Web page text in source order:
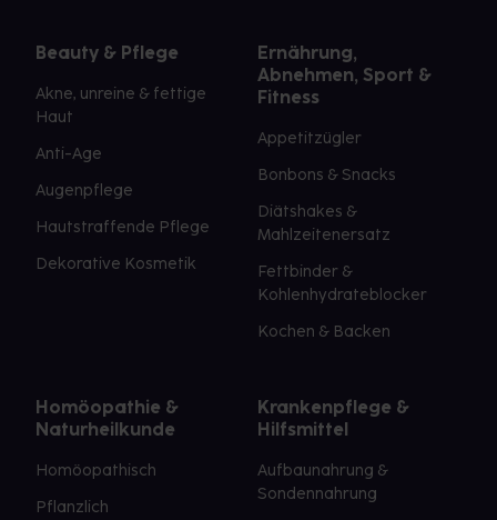
Beauty & Pflege
Akne, unreine & fettige
Haut
Anti-Age
Augenpflege
Hautstraffende Pflege
Dekorative Kosmetik
Ernährung,
Abnehmen, Sport &
Fitness
Appetitzügler
Bonbons & Snacks
Diätshakes &
Mahlzeitenersatz
Fettbinder &
Kohlenhydrateblocker
Kochen & Backen
Homöopathie &
Naturheilkunde
Homöopathisch
Pflanzlich
Krankenpflege &
Hilfsmittel
Aufbaunahrung &
Sondennahrung